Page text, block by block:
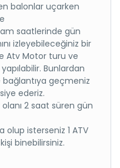
balonlar uçarken
saatlerinde gün
izleyebileceğiniz bir
Atv Motor turu ve
Bunlardan
geçmeniz
ederiz.
2 saat süren gün
olup isterseniz 1 ATV
binebilirsiniz.